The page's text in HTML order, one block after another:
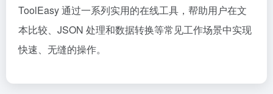
ToolEasy 通过一系列实用的在线工具，帮助用户在文
本比较、JSON 处理和数据转换等常见工作场景中实现
快速、无缝的操作。